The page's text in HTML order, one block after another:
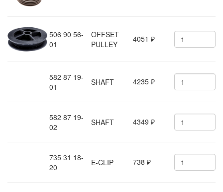
506 90 56-
01
OFFSET
PULLEY
4051 ₽
582 87 19-
01
SHAFT 4235 ₽
582 87 19-
02
SHAFT 4349 ₽
735 31 18-
20
E-CLIP 738 ₽